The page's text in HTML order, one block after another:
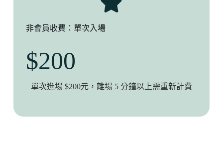
非會員收費：單次入場
$200
單次進場 $200元，離場 5 分鐘以上需重新計費